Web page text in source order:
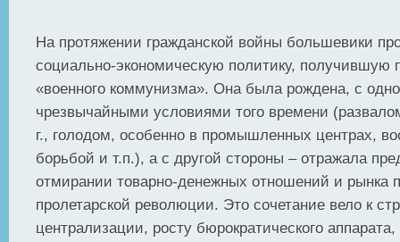
На протяжении гражданской войны большевики
социально-экономическую политику, получившую
«военного коммунизма». Она была рождена, с
чрезвычайными условиями того времени
г., голодом, особенно в промышленных центрах,
борьбой и т.п.), а с другой стороны – отражала
отмирании товарно-денежных отношений и рынка
пролетарской революции. Это сочетание вело к
централизации, росту бюрократического